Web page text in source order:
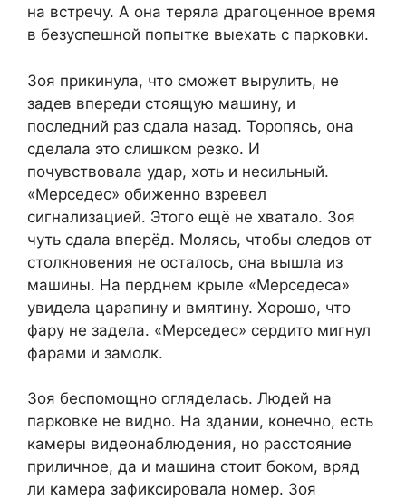
на встречу. А она теряла драгоценное время
в безуспешной попытке выехать с парковки.
Зоя прикинула, что сможет вырулить, не
задев впереди стоящую машину, и
последний раз сдала назад. Торопясь, она
сделала это слишком резко. И
почувствовала удар, хоть и несильный.
«Мерседес» обиженно взревел
сигнализацией. Этого ещё не хватало. Зоя
чуть сдала вперёд. Молясь, чтобы следов от
столкновения не осталось, она вышла из
машины. На перднем крыле «Мерседеса»
увидела царапину и вмятину. Хорошо, что
фару не задела. «Мерседес» сердито мигнул
фарами и замолк.
Зоя беспомощно огляделась. Людей на
парковке не видно. На здании, конечно, есть
камеры видеонаблюдения, но расстояние
приличное, да и машина стоит боком, вряд
ли камера зафиксировала номер. Зоя